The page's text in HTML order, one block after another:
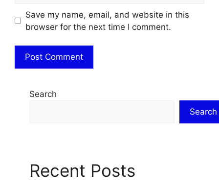
Save my name, email, and website in this
browser for the next time I comment.
Search
Search
Recent Posts